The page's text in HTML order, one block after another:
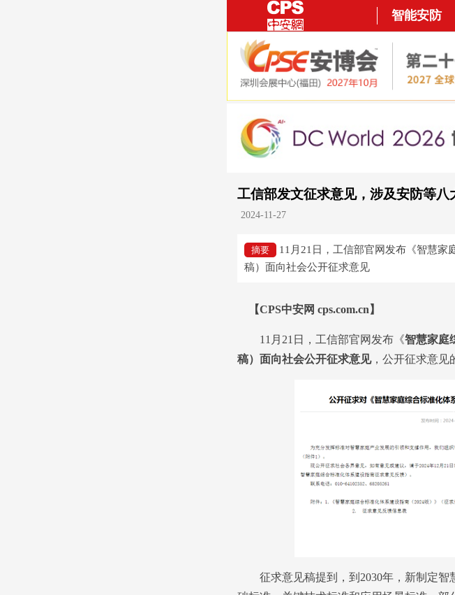
智能安防
工信部发文征求意见，涉及安防等八
2024-11-27
摘要
11月21日，工信部官网发布《智慧家
稿）面向社会公开征求意见
【CPS中安网 cps.com.cn】
11月21日，工信部官网发布《智慧家庭
稿）面向社会公开征求意见，公开征求意见
征求意见稿提到，到2030年，新制定智